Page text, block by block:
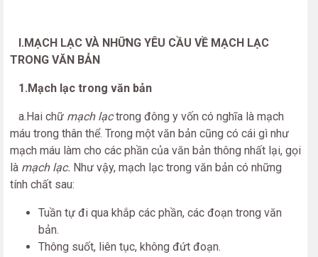
I.MẠCH LẠC VÀ NHỮNG YÊU CẦU VỀ MẠCH LẠC
TRONG VĂN BẢN
1.Mạch lạc trong văn bản
a.Hai chữ mạch lạctrong đông y vốn có nghĩa là mạch
máu trong thân thể. Trong một văn bản cũng có cái gì như
mạch máu làm cho các phần của văn bản thông nhất lại, gọi
là mạch lạc. Như vậy, mạch lạc trong văn bản có những
tính chất sau:
Tuần tự đi qua khắp các phần, các đoạn trong văn
bản.
Thông suốt, liên tục, không đứt đoạn.